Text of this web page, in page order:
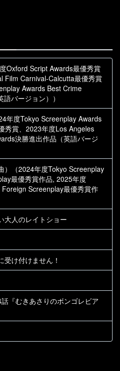
Oxford Script Awards最優秀賞
Carnival-Calcutta最優秀賞
Awards Best Crime
バージョン））
年度Tokyo Screenplay Awards
秀賞、2023年度Los Angeles
決勝進出作品（英語バージ
）（2024年度Tokyo Screenplay
最優秀賞作品, 2025年度
Screenplay最優秀賞作
大人のレイトショー
け付けません！
『むきあさりのボンゴレビア